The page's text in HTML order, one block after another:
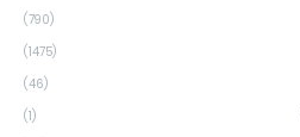
(790)
(1475)
(46)
(1)